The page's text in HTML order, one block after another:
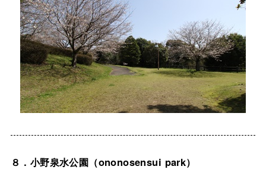
８．小野泉水公園（ononosensui park）